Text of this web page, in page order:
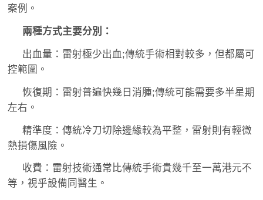
案例。
兩種方式主要分別：
出血量：雷射極少出血;傳統手術相對較多，但都屬可
控範圍。
恢復期：雷射普遍快幾日消腫;傳統可能需要多半星期
左右。
精準度：傳統冷刀切除邊緣較為平整，雷射則有輕微
熱損傷風險。
收費：雷射技術通常比傳統手術貴幾千至一萬港元不
等，視乎設備同醫生。